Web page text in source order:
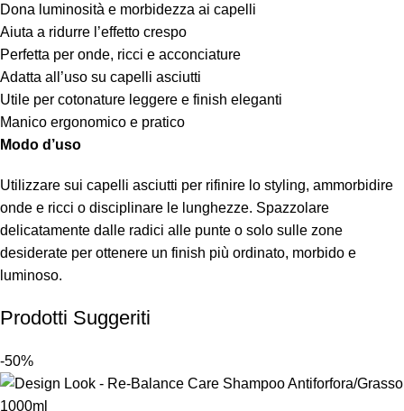
Dona luminosità e morbidezza ai capelli
Aiuta a ridurre l’effetto crespo
Perfetta per onde, ricci e acconciature
Adatta all’uso su capelli asciutti
Utile per cotonature leggere e finish eleganti
Manico ergonomico e pratico
Modo d’uso
Utilizzare sui capelli asciutti per rifinire lo styling, ammorbidire
onde e ricci o disciplinare le lunghezze. Spazzolare
delicatamente dalle radici alle punte o solo sulle zone
desiderate per ottenere un finish più ordinato, morbido e
luminoso.
Prodotti Suggeriti
-50%